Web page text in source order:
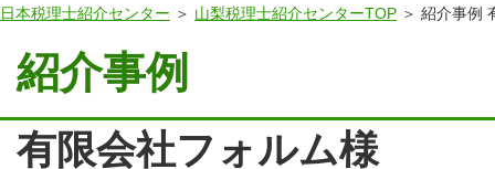
日本税理士紹介センター 山梨税理士紹介センターTOP 紹介事例
紹介事例
有限会社フォルム様